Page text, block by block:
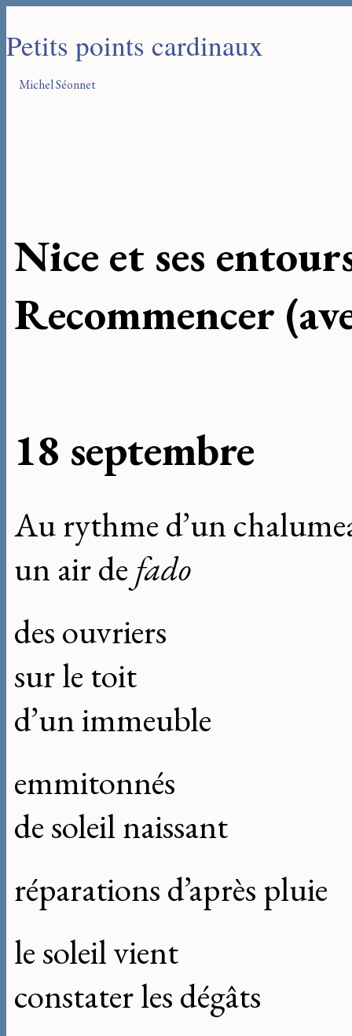
Petits points cardinaux
Michel Séonnet
Nice et ses
Recommencer
18 septembre
Au rythme d’un
un air defado
des ouvriers
sur le toit
d’un immeuble
emmitonnés
de soleil naissant
réparations d’après pluie
le soleil vient
constater les dégâts